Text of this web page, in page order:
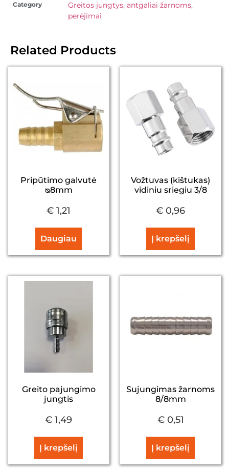
Category
Greitos jungtys, antgaliai žarnoms,
perėjimai
Related Products
Pripūtimo galvutė
ᴓ8mm
€ 1,21
Daugiau
Vožtuvas (kištukas)
vidiniu sriegiu 3/8
€ 0,96
Į krepšelį
Greito pajungimo
jungtis
€ 1,49
Į krepšelį
Sujungimas žarnoms
8/8mm
€0,51
Į krepšelį